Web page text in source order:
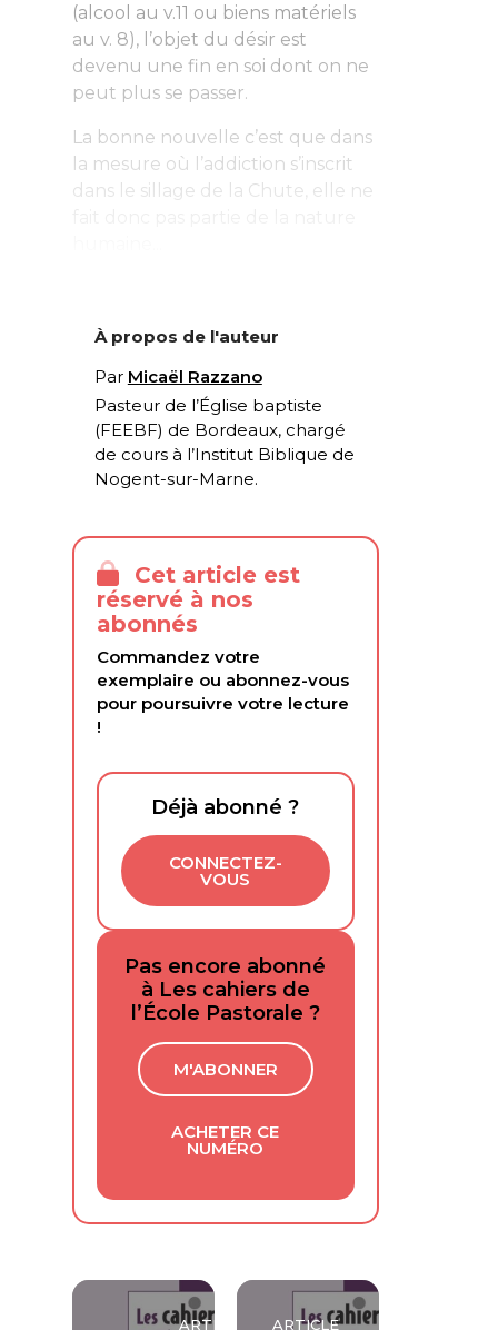
(alcool au v.11 ou biens matériels
au v. 8), l’objet du désir est
devenu une fin en soi dont on ne
peut plus se passer.
La bonne nouvelle c’est que dans
la mesure où l’addiction s’inscrit
dans le sillage de la Chute, elle ne
À propos de l'auteur
Par Micaël Razzano
Pasteur de l’Église baptiste
(FEEBF) de Bordeaux, chargé
de cours à l’Institut Biblique de
Nogent-sur-Marne.
Cet article est
réservé à nos
abonnés
Commandez votre
exemplaire ou abonnez-vous
pour poursuivre votre lecture
!
Déjà abonné ?
CONNECTEZ-
VOUS
Pas encore abonné
à Les cahiers de
l’École Pastorale ?
M'ABONNER
ACHETER CE
NUMÉRO
ARTICLE
ARTICLE